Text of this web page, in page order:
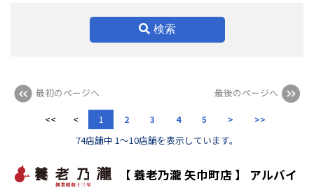
検索
最初のページへ 最後のページへ
<< < 1 2 3 4 5 > >>
74店舗中 1～10店舗を表示しています。
【 養老乃瀧 矢巾町店 】 アルバイ